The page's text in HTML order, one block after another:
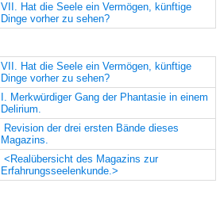
VII. Hat die Seele ein Vermögen, künftige
Dinge vorher zu sehen?
VII. Hat die Seele ein Vermögen, künftige
Dinge vorher zu sehen?
I. Merkwürdiger Gang der Phantasie in einem
Delirium.
Revision der drei ersten Bände dieses
Magazins.
<Realübersicht des Magazins zur
Erfahrungsseelenkunde.>